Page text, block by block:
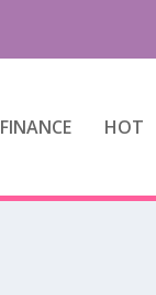
FINANCE HOT